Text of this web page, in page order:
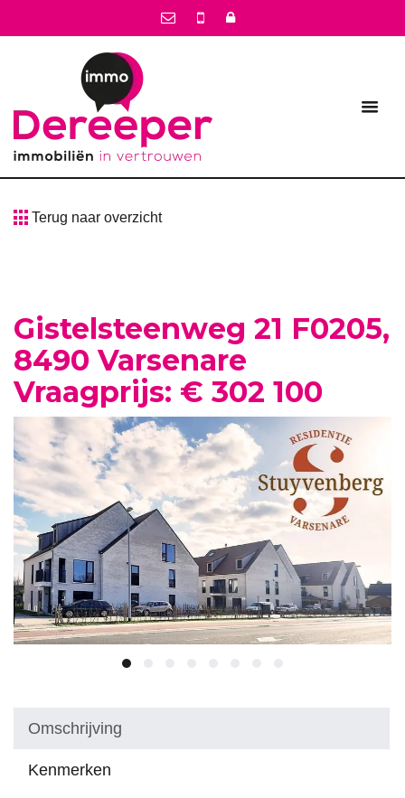
Terug naar overzicht
Gistelsteenweg 21 F0205,
8490 Varsenare
Vraagprijs: € 302 100
Omschrijving
Kenmerken